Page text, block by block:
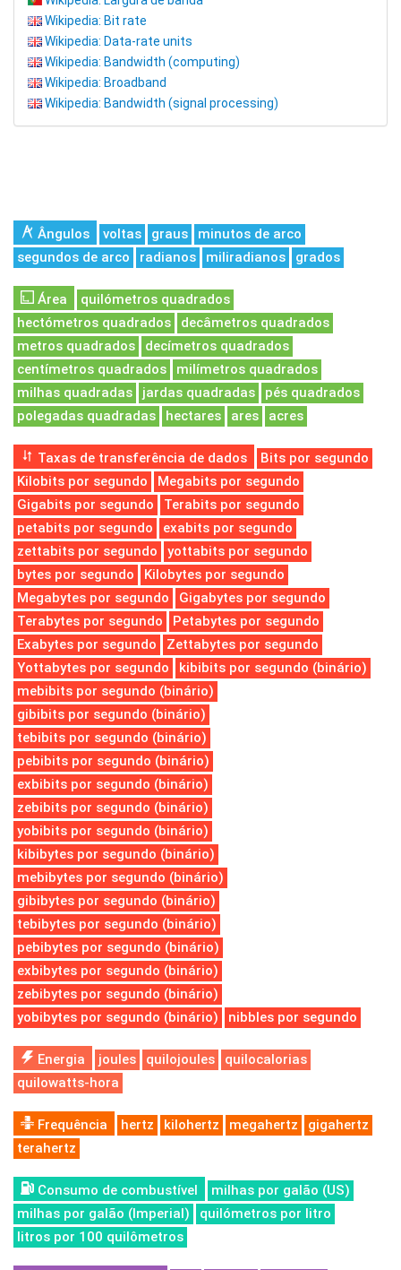
Wikipedia: Bit rate
Wikipedia: Data-rate units
Wikipedia: Bandwidth (computing)
Wikipedia: Broadband
Wikipedia: Bandwidth (signal processing)
Ângulos voltas graus
minutos de arco
segundos de arco
radianos miliradianos grados
Área
quilómetros quadrados
hectómetros quadrados
decâmetros quadrados
metros quadrados
decímetros quadrados
centímetros quadrados
milímetros quadrados
milhas quadradas
jardas quadradas
pés quadrados
polegadas quadradas
hectares ares acres
Taxas de transferência de dados
Bits por segundo
Kilobits por segundo
Megabits por segundo
Gigabits por segundo
Terabits por segundo
petabits por segundo
exabits por segundo
zettabits por segundo
yottabits por segundo
bytes por segundo
Kilobytes por segundo
Megabytes por segundo
Gigabytes por segundo
Terabytes por segundo
Petabytes por segundo
Exabytes por segundo
Zettabytes por segundo
Yottabytes por segundo
kibibits por segundo (binário)
mebibits por segundo (binário)
gibibits por segundo (binário)
tebibits por segundo (binário)
pebibits por segundo (binário)
exbibits por segundo (binário)
zebibits por segundo (binário)
yobibits por segundo (binário)
kibibytes por segundo (binário)
mebibytes por segundo (binário)
gibibytes por segundo (binário)
tebibytes por segundo (binário)
pebibytes por segundo (binário)
exbibytes por segundo (binário)
zebibytes por segundo (binário)
yobibytes por segundo (binário)
nibbles por segundo
Energia joules quilojoules
quilocalorias
quilowatts-hora
Frequência hertz kilohertz megahertz
gigahertz
terahertz
Consumo de combustível
milhas por galão (US)
milhas por galão (Imperial)
quilómetros por litro
litros por 100 quilômetros